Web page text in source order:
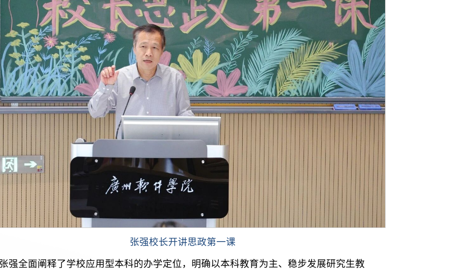
张强校长开讲思政第一课
强全面阐释了学校应用型本科的办学定位，明确以本科教育为主、稳步发展研究生教